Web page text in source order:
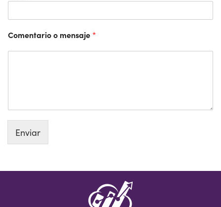
Comentario o mensaje *
Enviar